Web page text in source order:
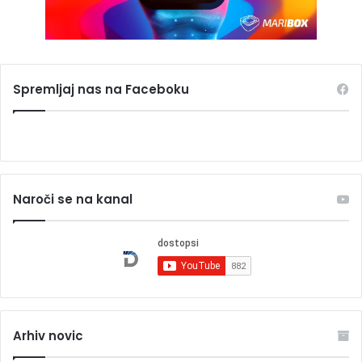
Spremljaj nas na Faceboku
Naroči se na kanal
Arhiv novic